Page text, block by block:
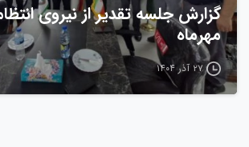
گزارش جلسه تقدیر از نیروی
مهرماه
۲۷ آذر ۱۴۰۴